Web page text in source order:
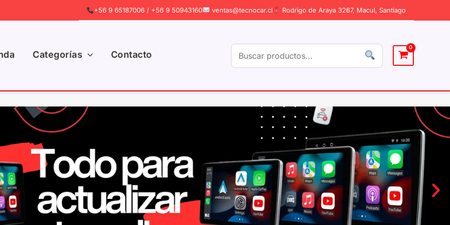
+56 9 65187006 / +56 9 50943160 ventas@tecnocar.cl Rodrigo de Araya 3267, Macul, Santiago
Categorías Contacto